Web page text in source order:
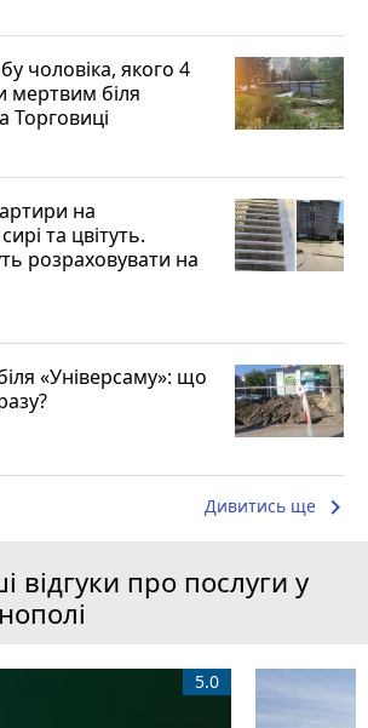
чоловіка, якого 4
мертвим біля
Торговиці
на
та цвітуть.
розраховувати на
«Універсаму»: що
Дивитись ще keyboard_arrow_right
відгуки про послуги у
5.0